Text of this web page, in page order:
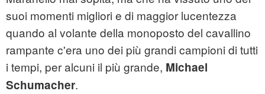
suoi momenti migliori e di maggior lucentezza
quando al volante della monoposto del cavallino
rampante c'era uno dei più grandi campioni di tutti
i tempi, per alcuni il più grande, Michael
Schumacher.